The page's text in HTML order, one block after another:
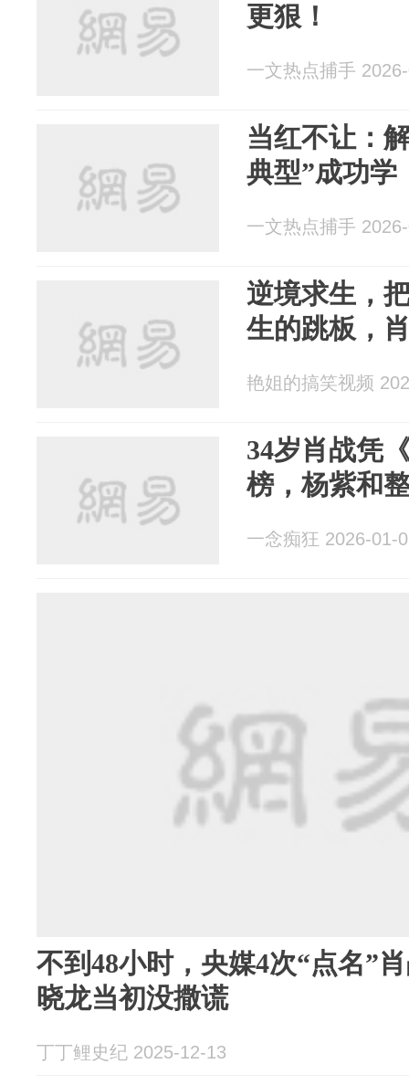
更狠！
一文热点捕手
当红不让：
典型”成功学
一文热点捕手
逆境求生，
生的跳板，
艳姐的搞笑视频
34岁肖战凭
榜，杨紫和
一念痴狂 2026-01-
不到48小时，央媒4次“点名”
晓龙当初没撒谎
丁丁鲤史纪 2025-12-13